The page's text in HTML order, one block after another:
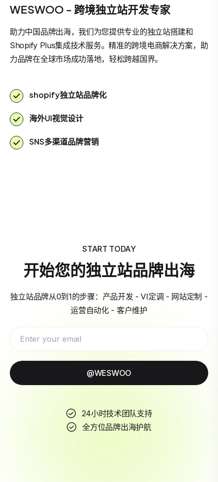
WESWOO - 跨境独立站开发专家
助力中国品牌出海，我们为您提供专业的独立站搭建和
Shopify Plus集成技术服务。精准的跨境电商解决方案，助
力品牌在全球市场成功落地，轻松跨越国界。
shopify独立站品牌化
海外UI视觉设计
SNS多渠道品牌营销
START TODAY
开始您的独立站品牌出海
独立站品牌从0到1的步骤：产品开发 - VI定调 - 网站定制 -
运营自动化 - 客户维护
@WESWOO
24小时技术团队支持
全方位品牌出海护航